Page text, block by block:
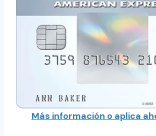
Más información o aplica